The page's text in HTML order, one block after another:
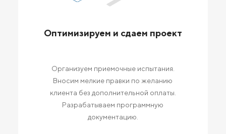
Оптимизируем и сдаем проект
Организуем приемочные испытания.
Вносим мелкие правки по желанию
клиента без дополнительной оплаты.
Разрабатываем программную
документацию.